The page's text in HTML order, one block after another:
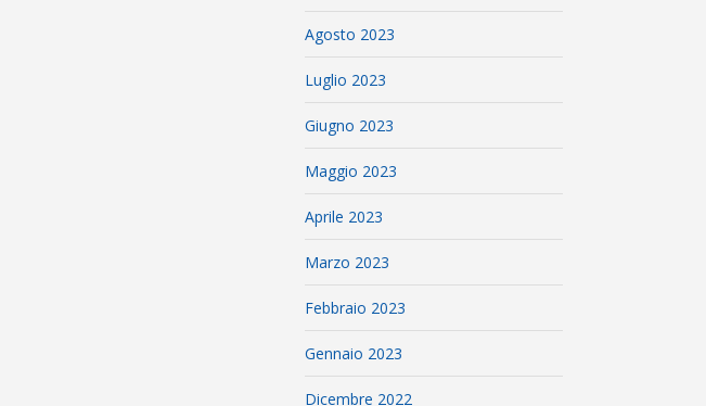
Agosto 2023
Luglio 2023
Giugno 2023
Maggio 2023
Aprile 2023
Marzo 2023
Febbraio 2023
Gennaio 2023
Dicembre 2022